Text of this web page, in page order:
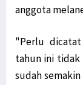
anggota
"Perlu dicatat
tahun ini tidak
sudah